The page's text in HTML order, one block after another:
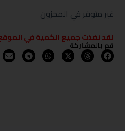
غير متوفر في المخزون
لقد نفذت جميع الكمية في
قم بالمشاركة